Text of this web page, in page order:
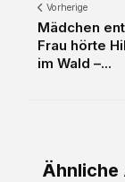
Vorherige
Mädchen
Frau hörte
im Wald –...
Ähnliche